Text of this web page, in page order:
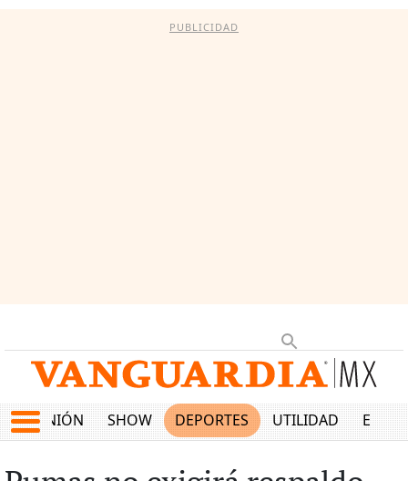
PUBLICIDAD
OPINIÓN SHOW DEPORTES UTILIDAD